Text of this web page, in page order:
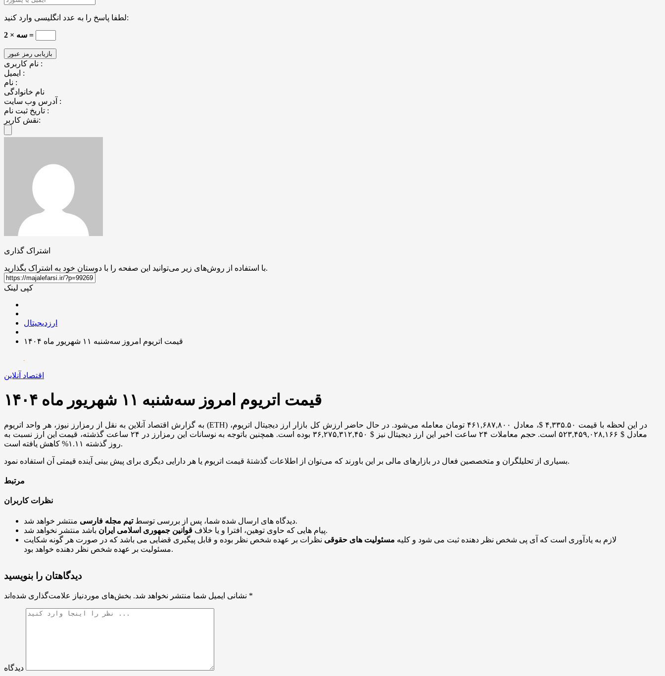
لطفا پاسخ را به عدد انگلیسی وارد کنید:
2 × سه =
نام کاربری :
ایمیل :
نام :
نام خانوادگی
آدرس وب سایت :
تاریخ ثبت نام :
نقش کاربر:
اشتراک گذاری
با استفاده از روش‌های زیر می‌توانید این صفحه را با دوستان خود به اشتراک بگذارید.
کپی لینک
ارزدیجیتال
قیمت اتریوم امروز سه‌شنبه ۱۱ شهریور ماه ۱۴۰۴
اقتصاد آنلاین
قیمت اتریوم امروز سه‌شنبه ۱۱ شهریور ماه ۱۴۰۴
به گزارش اقتصاد آنلاین به نقل از رمزارز نیوز، هر واحد اتریوم (ETH) در این لحظه با قیمت ۴,۳۳۵.۵۰ $، معادل ۴۶۱,۶۸۷,۸۰۰ تومان معامله می‌شود. در حال حاضر ارزش کل بازار ارز دیجیتال اتریوم،
معادل $ ۵۲۳,۴۵۹,۰۲۸,۱۶۶ است. حجم معاملات ۲۴ ساعت اخیر این ارز دیجیتال نیز $ ۳۶,۲۷۵,۳۱۲,۴۵۰ بوده است. همچنین باتوجه به نوسانات این رمزارز در ۲۴ ساعت گذشته، قیمت این ارز نسبت به
روز گذشته ۱.۱۱% کاهش یافته است.
بسیاری از تحلیلگران و متخصصین فعال در بازار‌های مالی بر این باورند که می‌توان از اطلاعات گذشتۀ قیمت اتریوم یا هر دارایی دیگری برای پیش بینی آینده قیمتی آن استفاده نمود.
مرتبط
نظرات کاربران
دیدگاه های ارسال شده شما، پس از بررسی توسطتیم مجله فارسی
منتشر خواهد شد.
پیام هایی که حاوی توهین، افترا و یا خلاف قوانین جمهوری اسلامی ایران
باشد منتشر نخواهد شد.
لازم به یادآوری است که آی پی شخص نظر دهنده ثبت می شود و کلیه مسئولیت های حقوقی نظرات بر عهده شخص نظر بوده و قابل پیگیری قضایی می باشد که در صورت هر گونه شکایت
مسئولیت بر عهده شخص نظر دهنده خواهد بود.
دیدگاهتان را بنویسید
نشانی ایمیل شما منتشر نخواهد شد. *
دیدگاه